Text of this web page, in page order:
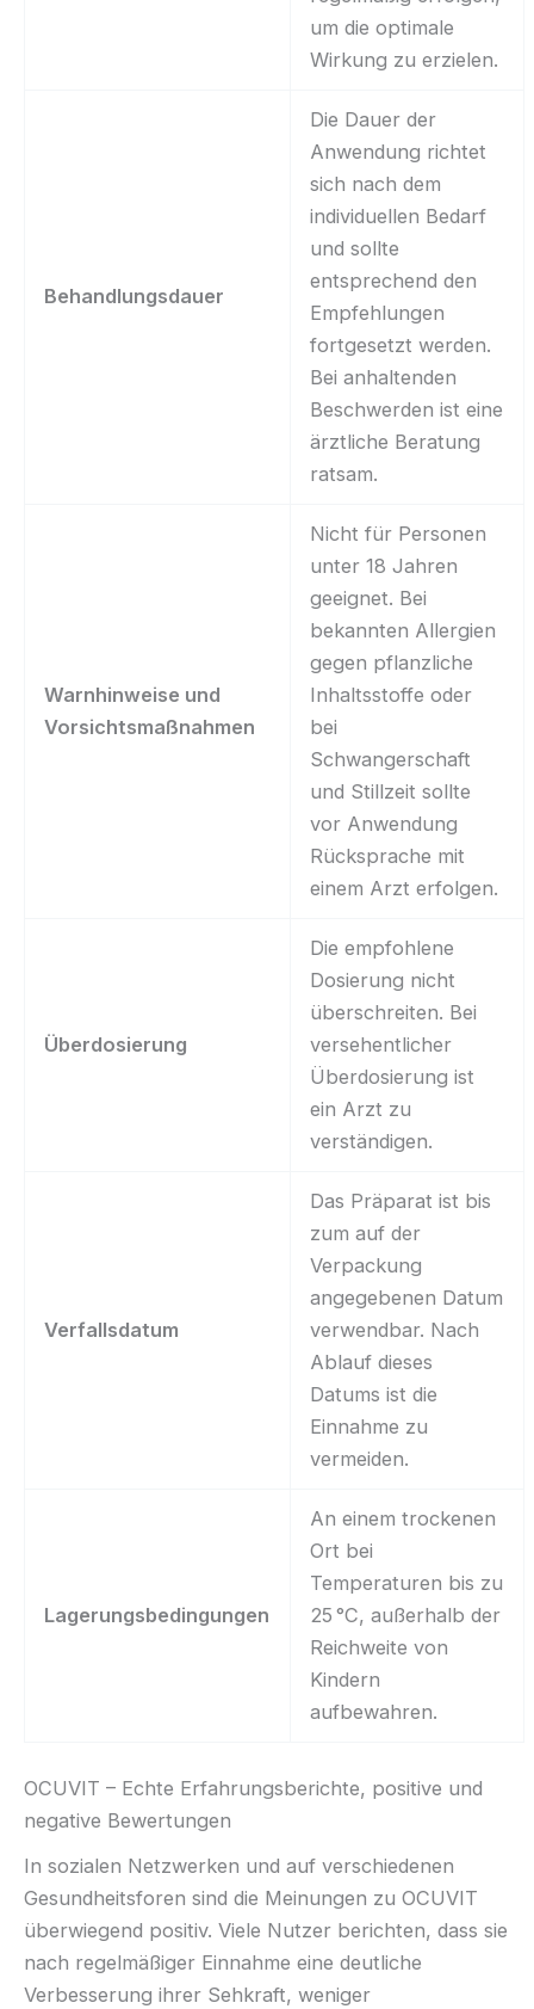
um die optimale
Wirkung zu erzielen.
Behandlungsdauer
Die Dauer der
Anwendung richtet
sich nach dem
individuellen Bedarf
und sollte
entsprechend den
Empfehlungen
fortgesetzt werden.
Bei anhaltenden
Beschwerden ist eine
ärztliche Beratung
ratsam.
Warnhinweise und
Vorsichtsmaßnahmen
Nicht für Personen
unter 18 Jahren
geeignet. Bei
bekannten Allergien
gegen pflanzliche
Inhaltsstoffe oder
bei
Schwangerschaft
und Stillzeit sollte
vor Anwendung
Rücksprache mit
einem Arzt erfolgen.
Überdosierung
Die empfohlene
Dosierung nicht
überschreiten. Bei
versehentlicher
Überdosierung ist
ein Arzt zu
verständigen.
Verfallsdatum
Das Präparat ist bis
zum auf der
Verpackung
angegebenen Datum
verwendbar. Nach
Ablauf dieses
Datums ist die
Einnahme zu
vermeiden.
Lagerungsbedingungen
An einem trockenen
Ort bei
Temperaturen bis zu
25 °C, außerhalb der
Reichweite von
Kindern
aufbewahren.
OCUVIT – Echte Erfahrungsberichte, positive und
negative Bewertungen
In sozialen Netzwerken und auf verschiedenen
Gesundheitsforen sind die Meinungen zu OCUVIT
überwiegend positiv. Viele Nutzer berichten, dass sie
nach regelmäßiger Einnahme eine deutliche
Verbesserung ihrer Sehkraft, weniger